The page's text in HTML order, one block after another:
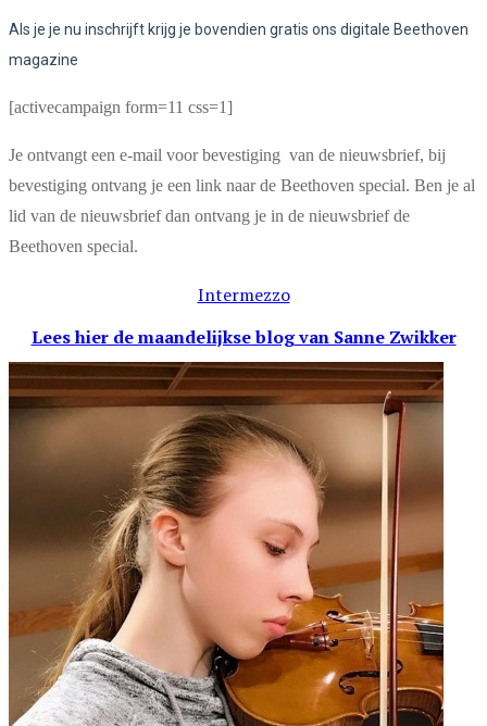
Als je je nu inschrijft krijg je bovendien gratis ons digitale Beethoven
magazine
[activecampaign form=11 css=1]
Je ontvangt een e-mail voor bevestiging van de nieuwsbrief, bij
bevestiging ontvang je een link naar de Beethoven special. Ben je al
lid van de nieuwsbrief dan ontvang je in de nieuwsbrief de
Beethoven special.
Intermezzo
Lees hier de maandelijkse blogvan Sanne Zwikker